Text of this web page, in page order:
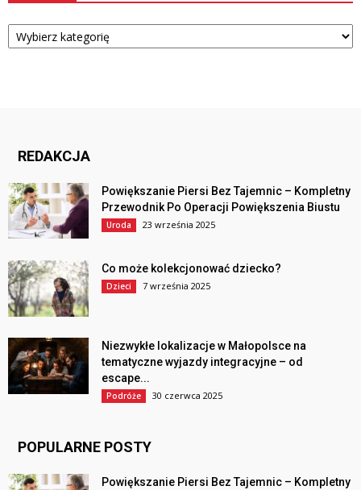
Kategorie
REDAKCJA
Powiększanie Piersi Bez Tajemnic – Kompletny
Przewodnik Po Operacji Powiększenia Biustu
Uroda 23 września 2025
Co może kolekcjonować dziecko?
Dzieci 7 września 2025
Niezwykłe lokalizacje w Małopolsce na
tematyczne wyjazdy integracyjne – od
escape...
Podróże 30 czerwca 2025
POPULARNE POSTY
Powiększanie Piersi Bez Tajemnic – Kompletny